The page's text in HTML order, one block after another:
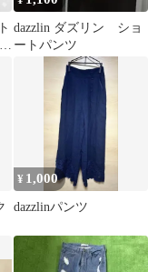
dazzlin ダズリン ショ
ートパンツ
¥ 1,000
dazzlinパンツ